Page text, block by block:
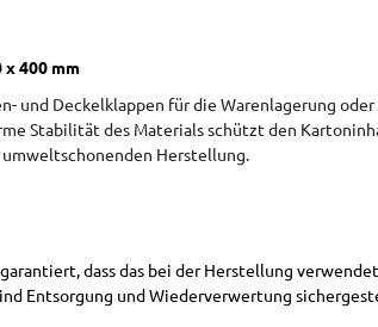
x 400 mm
und Deckelklappen für die Warenlagerung
Stabilität des Materials schützt den
umweltschonenden Herstellung.
dass das bei der Herstellung
Entsorgung und Wiederverwertung